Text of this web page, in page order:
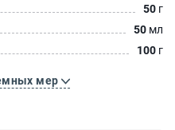
50 г
50 мл
100 г
мер